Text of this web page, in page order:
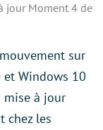
jour Moment 4 de
sur
Windows 10
mise à jour
chez les